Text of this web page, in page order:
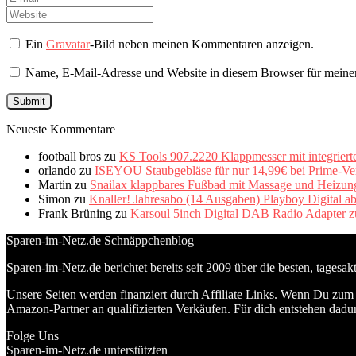
EinGravatar-Bild neben meinen Kommentaren anzeigen.
Name, E-Mail-Adresse und Website in diesem Browser für
Neueste Kommentare
football bros zu KS Tools 907.2220 Klappmesser mit
orlando zu ISEYOU Staubgebläse für nur 14,99€ bei Prime-
Martin zu Snailax klappbares Fußbad mit Massage und
Simon zu Knaller! Jahresabo (14 Ausgaben) Playboy Digital
Frank Brüning zu Karsoul 5inch Digital DAB Radio Adapter
Sparen-im-Netz.de Schnäppchenblog
Sparen-im-Netz.de berichtet bereits seit 2009 über die besten,
Unsere Seiten werden finanziert durch Affiliate Links. Wenn Du
Amazon-Partner an qualifizierten Verkäufen. Für dich entstehen
Folge Uns
Sparen-im-Netz.de unterstützten